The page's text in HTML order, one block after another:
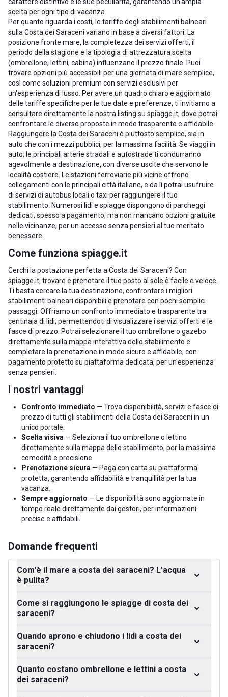
scelta per ogni tipo di vacanza.
Per quanto riguarda i costi, le tariffe degli stabilimenti balneari
sulla Costa dei Saraceni variano in base a diversi fattori. La
posizione fronte mare, la completezza dei servizi offerti, il
periodo della stagione e la tipologia di attrezzatura scelta
(ombrellone, lettini, cabina) influenzano il prezzo finale. Puoi
trovare opzioni più accessibili per una giornata di mare semplice,
così come soluzioni premium con servizi esclusivi per
un'esperienza di lusso. Per avere un quadro chiaro e aggiornato
delle tariffe specifiche per le tue date e preferenze, ti invitiamo a
consultare direttamente la nostra listing su spiagge.it, dove potrai
confrontare le diverse proposte in modo trasparente e affidabile.
Raggiungere la Costa dei Saraceni è piuttosto semplice, sia in
auto che con i mezzi pubblici, per la massima facilità. Se viaggi in
auto, le principali arterie stradali e autostrade ti condurranno
agevolmente a destinazione, con diverse uscite che servono le
località costiere. Le stazioni ferroviarie più vicine offrono
collegamenti con le principali città italiane, e da lì potrai usufruire
di servizi di autobus locali o taxi per raggiungere il tuo
stabilimento. Numerosi lidi e spiagge dispongono di parcheggi
dedicati, spesso a pagamento, ma non mancano opzioni gratuite
nelle vicinanze, per un accesso senza pensieri al tuo meritato
benessere.
Come funziona spiagge.it
Cerchi la postazione perfetta a Costa dei Saraceni? Con
spiagge.it, trovare e prenotare il tuo posto al sole è facile e veloce.
Ti basta cercare la tua destinazione, confrontare i migliori
stabilimenti balneari disponibili e prenotare con pochi semplici
passaggi. Offriamo un confronto immediato e trasparente tra
centinaia di lidi, permettendoti di visualizzare i servizi offerti e le
fasce di prezzo. Potrai selezionare il tuo ombrellone o gazebo
direttamente sulla mappa interattiva dello stabilimento e
completare la prenotazione in modo sicuro e affidabile, con
pagamento protetto su piattaforma dedicata, per un'esperienza
senza pensieri.
I nostri vantaggi
Confronto immediato — Trova disponibilità, servizi e fasce di
prezzo di tutti gli stabilimenti della Costa dei Saraceni in un
unico portale.
Scelta visiva — Seleziona il tuo ombrellone o lettino
direttamente sulla mappa dello stabilimento, per la massima
comodità e precisione.
Prenotazione sicura — Paga con carta su piattaforma
protetta, garantendo affidabilità e tranquillità per la tua
vacanza.
Sempre aggiornato — Le disponibilità sono aggiornate in
tempo reale direttamente dai gestori, per informazioni
precise e affidabili.
Domande frequenti
Com'è il mare a costa dei saraceni? L'acqua
è pulita?
Come si raggiungono le spiagge di costa dei
saraceni?
Quando aprono e chiudono i lidi a costa dei
saraceni?
Quanto costano ombrellone e lettini a costa
dei saraceni?